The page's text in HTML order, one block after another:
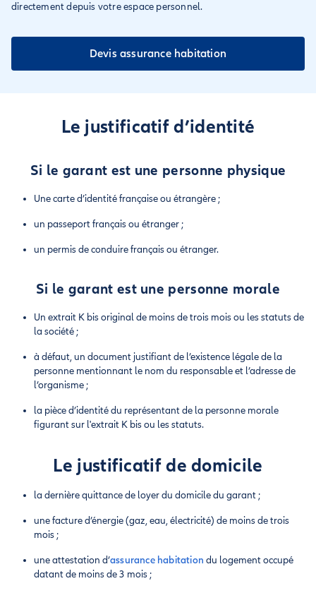
directement depuis votre espace personnel.
Devis assurance habitation
Le justificatif d’identité
Si le garant est une personne physique
Une carte d’identité française ou étrangère ;
un passeport français ou étranger ;
un permis de conduire français ou étranger.
Si le garant est une personne morale
Un extrait K bis original de moins de trois mois ou les statuts de
la société ;
à défaut, un document justifiant de l’existence légale de la
personne mentionnant le nom du responsable et l’adresse de
l’organisme ;
la pièce d’identité du représentant de la personne morale
figurant sur l'extrait K bis ou les statuts.
Le justificatif de domicile
la dernière quittance de loyer du domicile du garant ;
une facture d’énergie (gaz, eau, électricité) de moins de trois
mois ;
une attestation d’assurance habitation du logement occupé
datant de moins de 3 mois ;